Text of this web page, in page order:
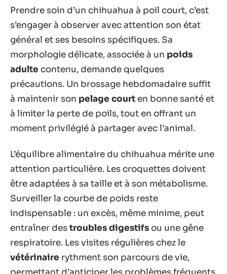
Prendre soin d’un chihuahua à poil court, c’est
s’engager à observer avec attention son état
général et ses besoins spécifiques. Sa
morphologie délicate, associée à un poids
adulte contenu, demande quelques
précautions. Un brossage hebdomadaire suffit
à maintenir son pelage court en bonne santé et
à limiter la perte de poils, tout en offrant un
moment privilégié à partager avec l’animal.
L’équilibre alimentaire du chihuahua mérite une
attention particulière. Les croquettes doivent
être adaptées à sa taille et à son métabolisme.
Surveiller la courbe de poids reste
indispensable : un excès, même minime, peut
entraîner destroubles digestifs ou une gêne
respiratoire. Les visites régulières chez le
vétérinaire rythment son parcours de vie,